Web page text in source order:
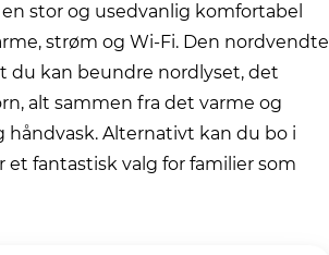
stor og usedvanlig komfortabel
strøm og Wi-Fi. Den nordvendte
du kan beundre nordlyset, det
alt sammen fra det varme og
Alternativt kan du bo i
et fantastisk valg for familier som